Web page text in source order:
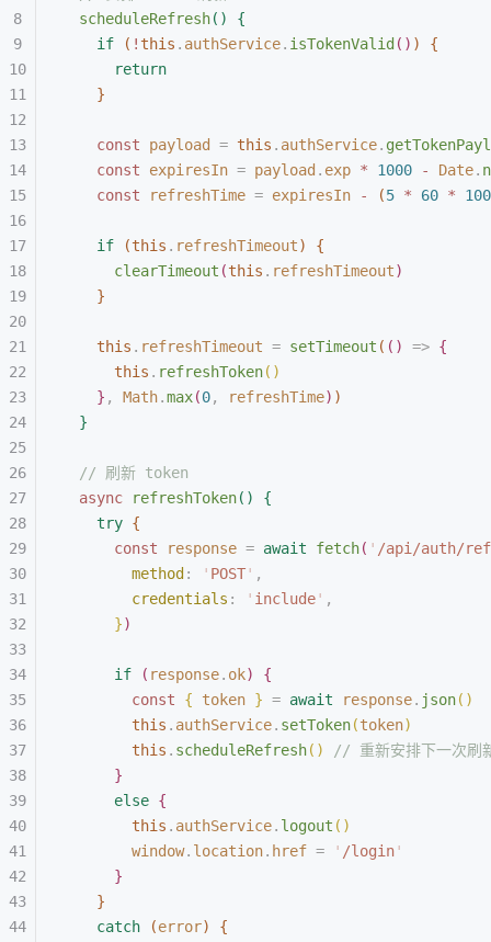
scheduleRefresh( )
{
if
( !this . authService. isTokenValid ( ) )
{
return
}
const payload = this . authService.
const expiresIn = payload . exp * 1000 - Date.
const refreshTime = expiresIn - (5 * 60 *
if (this . refreshTimeout)
{
clearTimeout (this . refreshTimeout)
}
this . refreshTimeout = setTimeout ( ( ) => {
this . refreshToken( )
} , Math.max(0, refreshTime) )
}
// 刷新 token
async refreshToken( )
{
try {
const response = await fetch( ' /api/auth/
method : ' POST' ,
credentials : ' include' ,
})
if ( response. ok)
{
const
{ token } = await response. json( )
this . authService. setToken(token)
this . scheduleRefresh( )
// 重新安排下一次刷
}
else {
this . authService. logout ( )
window. location. href = ' /login'
}
}
catch
(error)
{